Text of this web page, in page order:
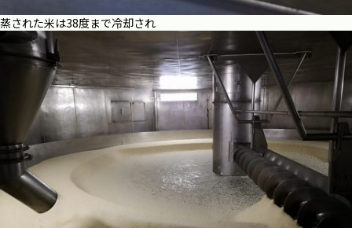
蒸された米は38度まで冷却され